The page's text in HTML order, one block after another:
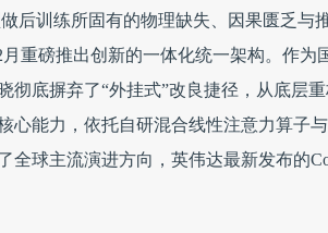
后训练所固有的物理缺失、因果匮乏与
月重磅推出创新的一体化统一架构。作
彻底摒弃了“外挂式”改良捷径，从底层
心能力，依托自研混合线性注意力算子
全球主流演进方向，英伟达最新发布的